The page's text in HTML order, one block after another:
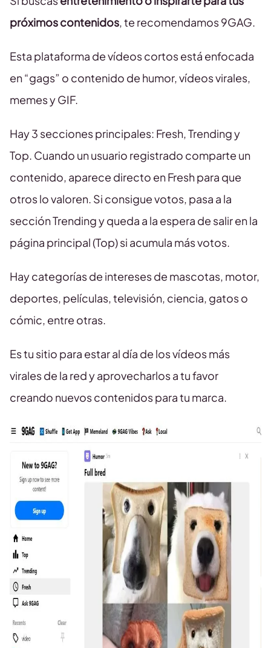
próximos contenidos, te recomendamos 9GAG.
Esta plataforma de vídeos cortos está enfocada
en “gags” o contenido de humor, vídeos virales,
memes y GIF.
Hay 3 secciones principales: Fresh, Trending y
Top. Cuando un usuario registrado comparte un
contenido, aparece directo en Fresh para que
otros lo valoren. Si consigue votos, pasa a la
sección Trending y queda a la espera de salir en la
página principal (Top) si acumula más votos.
Hay categorías de intereses de mascotas, motor,
deportes, películas, televisión, ciencia, gatos o
cómic, entre otras.
Es tu sitio para estar al día de los vídeos más
virales de la red y aprovecharlos a tu favor
creando nuevos contenidos para tu marca.